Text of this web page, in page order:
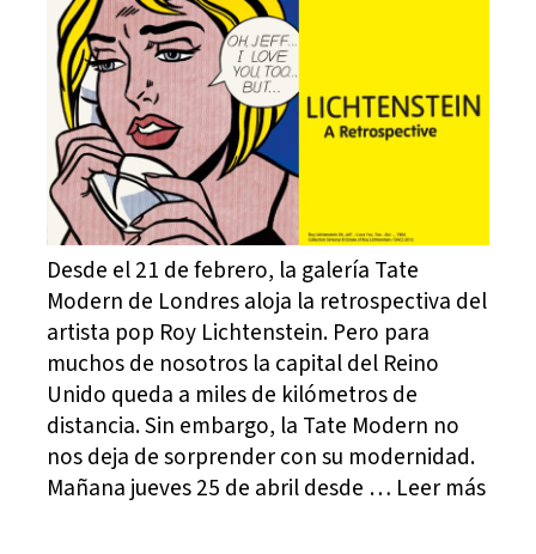
Desde el 21 de febrero, la galería Tate
Modern de Londres aloja la retrospectiva del
artista pop Roy Lichtenstein. Pero para
muchos de nosotros la capital del Reino
Unido queda a miles de kilómetros de
distancia. Sin embargo, la Tate Modern no
nos deja de sorprender con su modernidad.
Mañana jueves 25 de abril desde … Leer más